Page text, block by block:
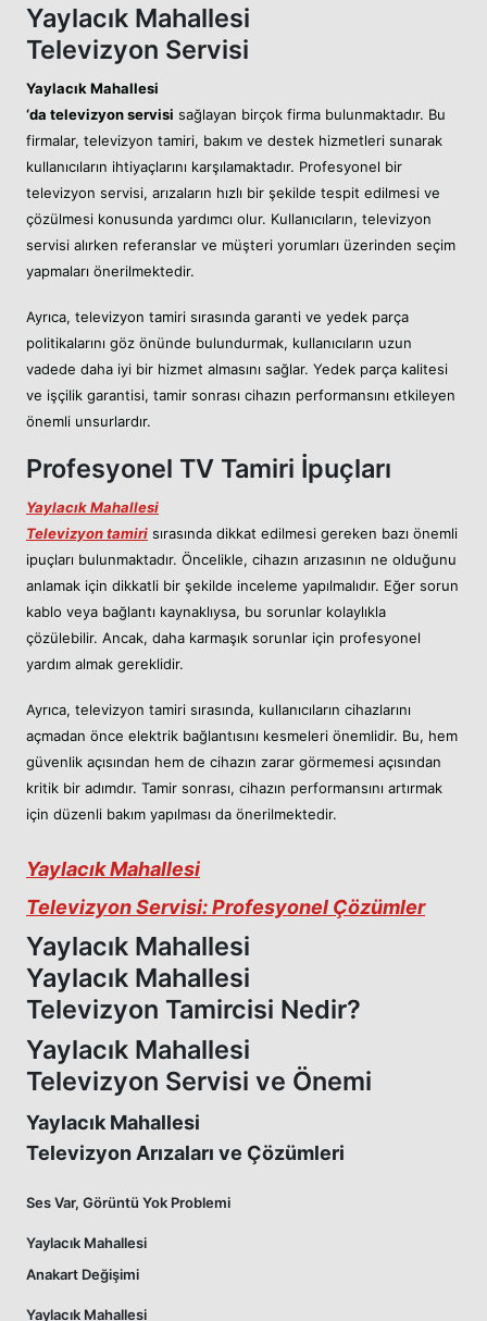
Yaylacık Mahallesi
Televizyon Servisi
Yaylacık Mahallesi
‘da televizyon servisi sağlayan birçok firma bulunmaktadır. Bu
firmalar, televizyon tamiri, bakım ve destek hizmetleri sunarak
kullanıcıların ihtiyaçlarını karşılamaktadır. Profesyonel bir
televizyon servisi, arızaların hızlı bir şekilde tespit edilmesi ve
çözülmesi konusunda yardımcı olur. Kullanıcıların, televizyon
servisi alırken referanslar ve müşteri yorumları üzerinden seçim
yapmaları önerilmektedir.
Ayrıca, televizyon tamiri sırasında garanti ve yedek parça
politikalarını göz önünde bulundurmak, kullanıcıların uzun
vadede daha iyi bir hizmet almasını sağlar. Yedek parça kalitesi
ve işçilik garantisi, tamir sonrası cihazın performansını etkileyen
önemli unsurlardır.
Profesyonel TV Tamiri İpuçları
Yaylacık Mahallesi
Televizyon tamiri sırasında dikkat edilmesi gereken bazı önemli
ipuçları bulunmaktadır. Öncelikle, cihazın arızasının ne olduğunu
anlamak için dikkatli bir şekilde inceleme yapılmalıdır. Eğer sorun
kablo veya bağlantı kaynaklıysa, bu sorunlar kolaylıkla
çözülebilir. Ancak, daha karmaşık sorunlar için profesyonel
yardım almak gereklidir.
Ayrıca, televizyon tamiri sırasında, kullanıcıların cihazlarını
açmadan önce elektrik bağlantısını kesmeleri önemlidir. Bu, hem
güvenlik açısından hem de cihazın zarar görmemesi açısından
kritik bir adımdır. Tamir sonrası, cihazın performansını artırmak
için düzenli bakım yapılması da önerilmektedir.
Yaylacık Mahallesi
Televizyon Servisi: Profesyonel Çözümler
Yaylacık Mahallesi
Yaylacık Mahallesi
Televizyon Tamircisi Nedir?
Yaylacık Mahallesi
Televizyon Servisi ve Önemi
Yaylacık Mahallesi
Televizyon Arızaları ve Çözümleri
Ses Var, Görüntü Yok Problemi
Yaylacık Mahallesi
Anakart Değişimi
Yaylacık Mahallesi